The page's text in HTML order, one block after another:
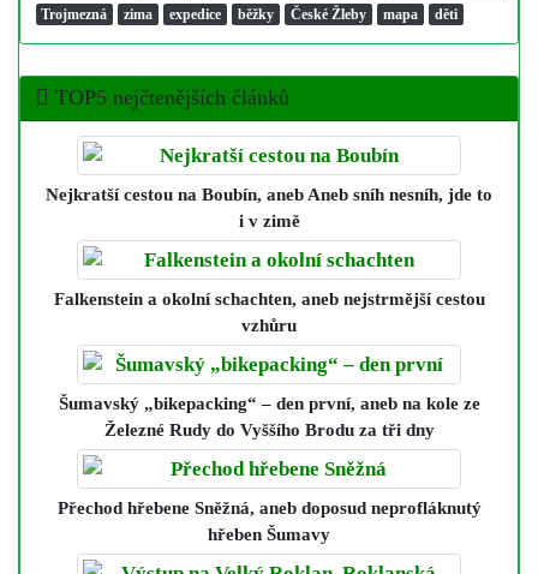
Trojmezná
zima expedice běžky České Žleby mapa děti
TOP5 nejčtenějších článků
Nejkratší cestou na Boubín, aneb Aneb sníh nesníh, jde to
i v zimě
Falkenstein a okolní schachten, aneb nejstrmější cestou
vzhůru
Šumavský „bikepacking“ – den první, aneb na kole ze
Železné Rudy do Vyššího Brodu za tři dny
Přechod hřebene Sněžná, aneb doposud neprofláknutý
hřeben Šumavy